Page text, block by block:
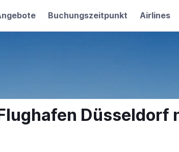
Buchungszeitpunkt Airlines
Düsseldorf